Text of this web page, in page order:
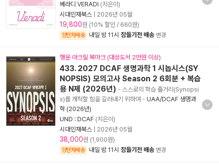
베라디 VERADI (지은이)
시대인재북스
2026년 05월
19,800원 (10% 할인 / 660원)
양탄자배송 내일 밤 11시 잠들기전 배송 변경
행운 아크릴 북마크 (대상도서 2만원 이상)
433. 2027 DCAF 생명과학 1 시놉시스(SY
NOPSIS) 모의고사 Season 2 6회분 + 복습
용 N제 (2026년) - 스스로의 학습 줄거리(Synopsi
s)를 개척할 힘을 길러내기 위하여 - UAA/DCAF 생명과
학 (2026년)
UND : DCAF (지은이)
시대인재북스
2026년 05월
38,000원 (1,900원)
양탄자배송 내일 밤 11시 잠들기전 배송 변경